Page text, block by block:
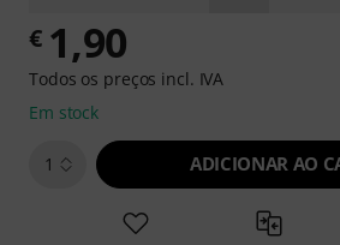
€ 1,90
Todos os preços incl. IVA
Em stock
1 ADICIONAR AO